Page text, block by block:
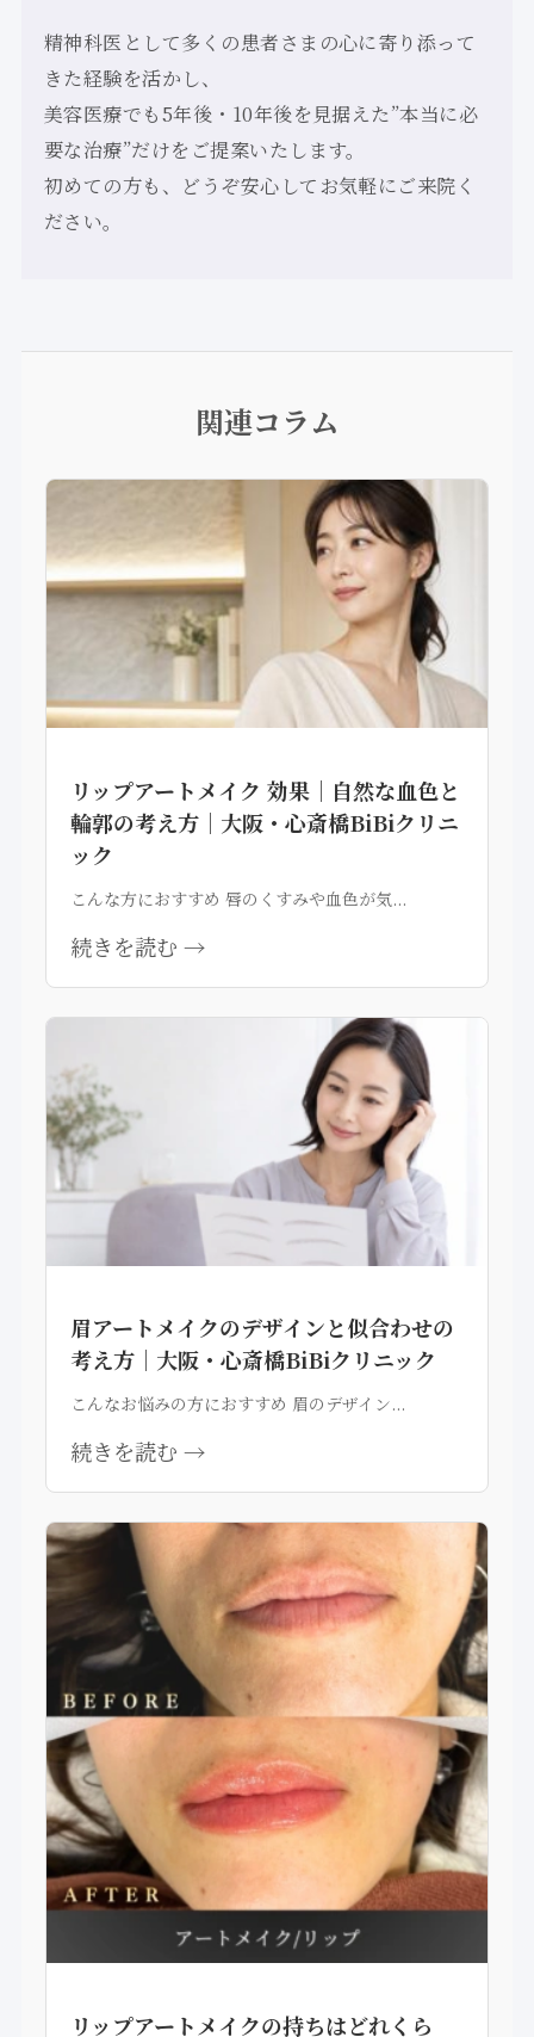
精神科医として多くの患者さまの心に寄り添って
きた経験を活かし、
美容医療でも5年後・10年後を見据えた”本当に必
要な治療”だけをご提案いたします。
初めての方も、どうぞ安心してお気軽にご来院く
ださい。
関連コラム
リップアートメイク 効果｜自然な血色と
輪郭の考え方｜大阪・心斎橋BiBiクリニ
ック
こんな方におすすめ 唇のくすみや血色が気...
続きを読む →
眉アートメイクのデザインと似合わせの
考え方｜大阪・心斎橋BiBiクリニック
こんなお悩みの方におすすめ 眉のデザイン...
続きを読む →
リップアートメイクの持ちはどれくら